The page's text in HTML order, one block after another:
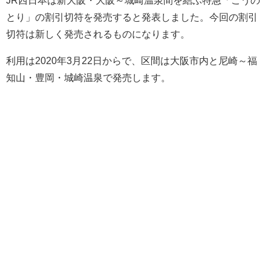
とり」の割引切符を発売すると発表しました。今回の割引
切符は新しく発売されるものになります。
利用は2020年3月22日からで、区間は大阪市内と尼崎～福
知山・豊岡・城崎温泉で発売します。